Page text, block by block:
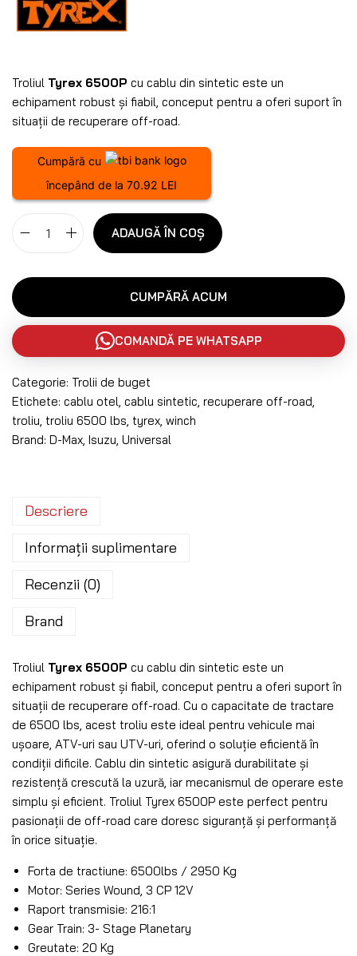
Troliul Tyrex 6500P cu cablu din sintetic este un
echipament robust și fiabil, conceput pentru a oferi suport în
situații de recuperare off-road.
Cumpără cu
începând de la 70.92 LEI
ADAUGĂ ÎN COȘ
CUMPĂRĂ ACUM
COMANDĂ PE WHATSAPP
Categorie: Trolii de buget
Etichete: cablu otel cablu sintetic recuperare off-road
troliu troliu 6500 lbs tyrex winch
Brand: D-Max Isuzu Universal
Descriere
Informații suplimentare
Recenzii (0)
Brand
Troliul Tyrex 6500P cu cablu din sintetic este un
echipament robust și fiabil, conceput pentru a oferi suport în
situații de recuperare off-road. Cu o capacitate de tractare
de 6500 lbs, acest troliu este ideal pentru vehicule mai
ușoare, ATV-uri sau UTV-uri, oferind o soluție eficientă în
condiții dificile. Cablu din sintetic asigură durabilitate și
rezistență crescută la uzură, iar mecanismul de operare este
simplu și eficient. Troliul Tyrex 6500P este perfect pentru
pasionații de off-road care doresc siguranță și performanță
în orice situație.
Forta de tractiune: 6500lbs / 2950 Kg
Motor: Series Wound, 3 CP 12V
Raport transmisie: 216:1
Gear Train: 3- Stage Planetary
Greutate: 20 Kg